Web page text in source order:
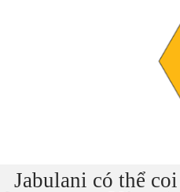
Jabulani có thể